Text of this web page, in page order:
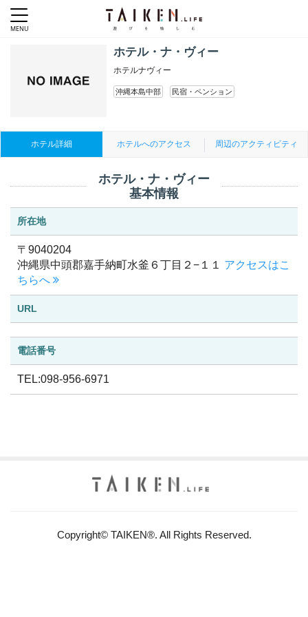
ホテル・ナ・ヴィー
ホテルナヴィー
沖縄本島中部 民宿・ペンション
ホテル詳細 ホテルへのアクセス 周辺のアクティビティ
ホテル・ナ・ヴィー
基本情報
所在地
〒9040204
沖縄県中頭郡嘉手納町水釜６丁目２−１１ アクセスはこ
ちらへ
URL
電話番号
TEL:098-956-6971
Copyright© TAIKEN®. All Rights Reserved.